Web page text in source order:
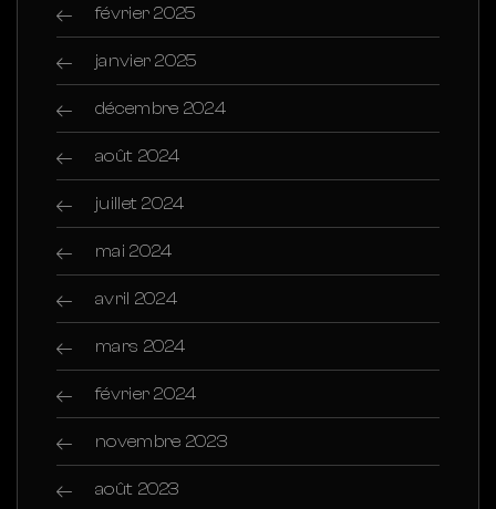
février 2025
janvier 2025
décembre 2024
août 2024
juillet 2024
mai 2024
avril 2024
mars 2024
février 2024
novembre 2023
août 2023